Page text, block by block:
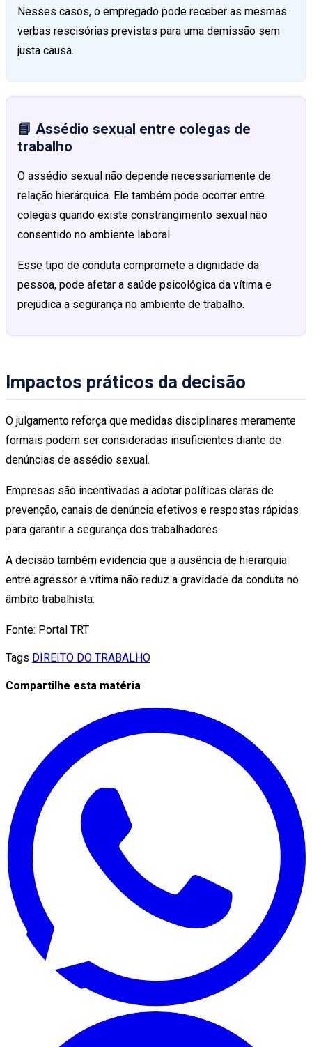
Nesses casos, o empregado pode receber as mesmas
verbas rescisórias previstas para uma demissão sem
justa causa.
📘 Assédio sexual entre colegas de
trabalho
O assédio sexual não depende necessariamente de
relação hierárquica. Ele também pode ocorrer entre
colegas quando existe constrangimento sexual não
consentido no ambiente laboral.
Esse tipo de conduta compromete a dignidade da
pessoa, pode afetar a saúde psicológica da vítima e
prejudica a segurança no ambiente de trabalho.
Impactos práticos da decisão
O julgamento reforça que medidas disciplinares meramente
formais podem ser consideradas insuficientes diante de
denúncias de assédio sexual.
Empresas são incentivadas a adotar políticas claras de
prevenção, canais de denúncia efetivos e respostas rápidas
para garantir a segurança dos trabalhadores.
A decisão também evidencia que a ausência de hierarquia
entre agressor e vítima não reduz a gravidade da conduta no
âmbito trabalhista.
Fonte: Portal TRT
Tags DIREITO DO TRABALHO
Compartilhe esta matéria